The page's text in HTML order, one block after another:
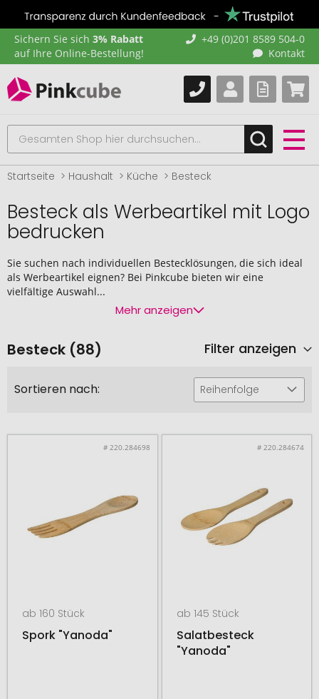
Sichern Sie sich 3% Rabatt
auf Ihre Online-Bestellung!
+49 (0)201 8589 504-0
Kontakt
Startseite Haushalt Küche Besteck
Besteck als Werbeartikel mit Logo
bedrucken
Sie suchen nach individuellen Bestecklösungen, die sich ideal
als Werbeartikel eignen? Bei Pinkcube bieten wir eine
vielfältige Auswahl...
Mehr anzeigen
Besteck (88) Filter anzeigen
Sortieren nach: Reihenfolge
# 220.284698
ab 160 Stück
Spork "Yanoda"
# 220.284674
ab 145 Stück
Salatbesteck
"Yanoda"